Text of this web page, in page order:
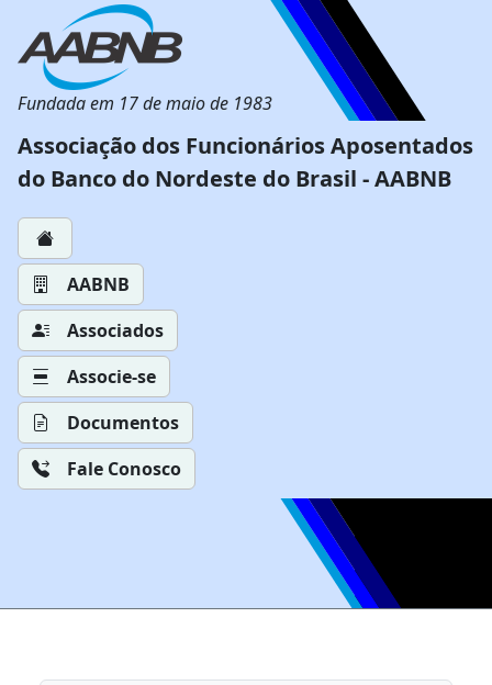
Fundada em 17 de maio de 1983
Associação dos Funcionários Aposentados
do Banco do Nordeste do Brasil - AABNB
AABNB
Associados
Associe-se
Documentos
Fale Conosco